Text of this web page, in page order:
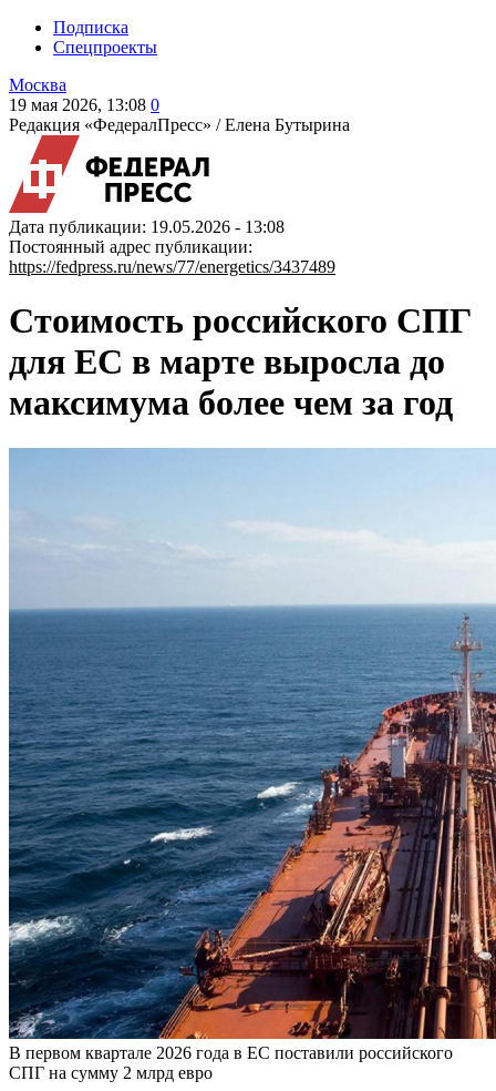
Подписка
Спецпроекты
Москва
19 мая 2026, 13:08 0
Редакция «ФедералПресс» /Елена Бутырина
Дата публикации: 19.05.2026 - 13:08
Постоянный адрес публикации:
https://fedpress.ru/news/77/energetics/3437489
Стоимость российского СПГ
для ЕС в марте выросла до
максимума более чем за год
В первом квартале 2026 года в ЕС поставили российского
СПГ на сумму 2 млрд евро